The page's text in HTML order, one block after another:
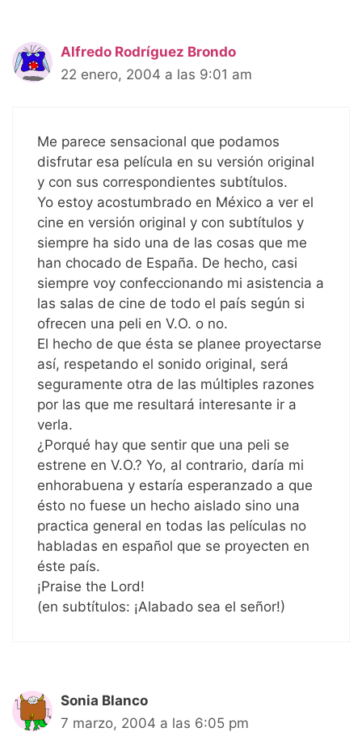
Alfredo Rodríguez Brondo
22 enero, 2004 a las 9:01 am
Me parece sensacional que podamos
disfrutar esa película en su versión original
y con sus correspondientes subtítulos.
Yo estoy acostumbrado en México a ver el
cine en versión original y con subtítulos y
siempre ha sido una de las cosas que me
han chocado de España. De hecho, casi
siempre voy confeccionando mi asistencia a
las salas de cine de todo el país según si
ofrecen una peli en V.O. o no.
El hecho de que ésta se planee proyectarse
así, respetando el sonido original, será
seguramente otra de las múltiples razones
por las que me resultará interesante ir a
verla.
¿Porqué hay que sentir que una peli se
estrene en V.O.? Yo, al contrario, daría mi
enhorabuena y estaría esperanzado a que
ésto no fuese un hecho aislado sino una
practica general en todas las películas no
habladas en español que se proyecten en
éste país.
¡Praise the Lord!
(en subtítulos: ¡Alabado sea el señor!)
Sonia Blanco
7 marzo, 2004 a las 6:05 pm